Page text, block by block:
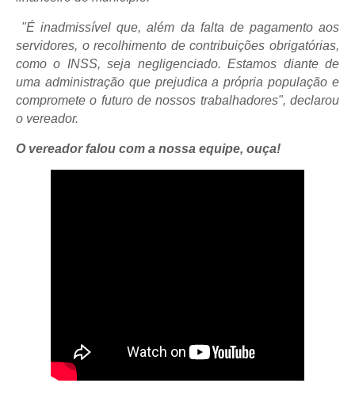
"É inadmissível que, além da falta de pagamento aos
servidores, o recolhimento de contribuições obrigatórias,
como o INSS, seja negligenciado. Estamos diante de
uma administração que prejudica a própria população e
compromete o futuro de nossos trabalhadores", declarou
o vereador.
O vereador falou com a nossa equipe, ouça!